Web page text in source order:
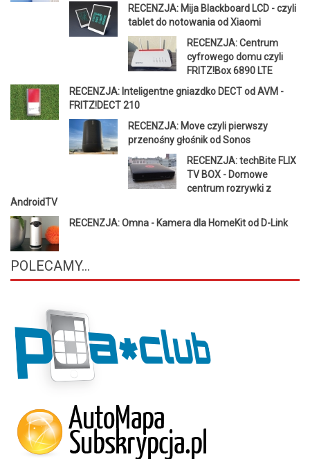
RECENZJA: Mija Blackboard LCD - czyli
tablet do notowania od Xiaomi
RECENZJA: Centrum
cyfrowego domu czyli
FRITZ!Box 6890 LTE
RECENZJA: Inteligentne gniazdko DECT od AVM -
FRITZ!DECT 210
RECENZJA: Move czyli pierwszy
przenośny głośnik od Sonos
RECENZJA: techBite FLIX
TV BOX - Domowe
centrum rozrywki z
AndroidTV
RECENZJA: Omna - Kamera dla HomeKit od D-Link
POLECAMY...